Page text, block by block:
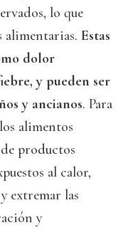
lo que
Estas
dolor
y pueden ser
y ancianos. Para
alimentos
productos
al calor,
extremar las
y